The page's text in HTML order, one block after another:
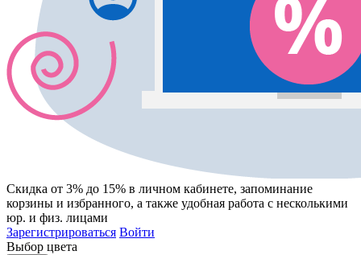
Скидка от 3% до 15% в личном кабинете, запоминание
корзины и избранного, а также удобная работа с несколькими
юр. и физ. лицами
Зарегистрироваться Войти
Выбор цвета